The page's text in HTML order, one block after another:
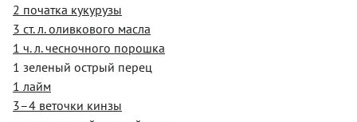
2 початка кукурузы
3 ст. л. оливкового масла
1 ч. л. чесночного порошка
1 зеленый острый перец
1 лайм
3–4 веточки кинзы